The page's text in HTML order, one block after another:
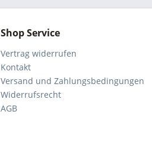
Shop Service
Vertrag widerrufen
Kontakt
Versand und Zahlungsbedingungen
Widerrufsrecht
AGB